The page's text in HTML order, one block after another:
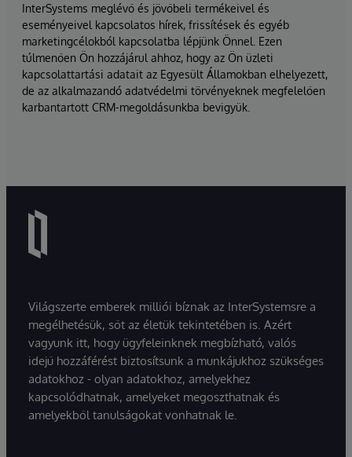
InterSystems meglévő és jövőbeli termékeivel és
eseményeivel kapcsolatos hírek, frissítések és egyéb
marketingcélokból kapcsolatba lépjünk Önnel. Ezen
túlmenően Ön hozzájárul ahhoz, hogy az Ön üzleti
kapcsolattartási adatait az Egyesült Államokban elhelyezett,
de az alkalmazandó adatvédelmi törvényeknek megfelelően
karbantartott CRM-megoldásunkba bevigyük.
Világszerte emberek milliói bíznak az InterSystemsre a
megélhetésük, sőt az életük tekintetében is. Azért
vagyunk itt, hogy ügyfeleinknek megbízható, valós
idejű hozzáférést biztosítsunk a munkájukhoz szükséges
adatokhoz - olyan adatokhoz, amelyekhez
kapcsolódhatnak, amelyeket megoszthatnak és
amelyekből tanulságokat vonhatnak le.